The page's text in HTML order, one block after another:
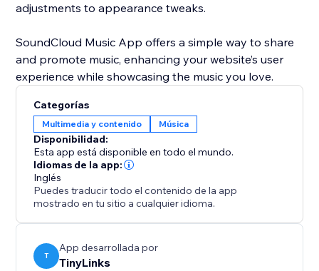
adjustments to appearance tweaks.
SoundCloud Music App offers a simple way to share
and promote music, enhancing your website’s user
Categorías
Multimedia y contenido Música
Disponibilidad:
Esta app está disponible en todo el mundo.
Idiomas de la app:
Inglés
Puedes traducir todo el contenido de la app
mostrado en tu sitio a cualquier idioma.
T
App desarrollada por
TinyLinks